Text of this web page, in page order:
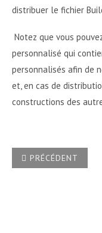
distribuer le fichier
Notez que vous
personnalisé qui
personnalisés afin de
et, en cas de
constructions des
ARTICLE
PRÉCÉDENT